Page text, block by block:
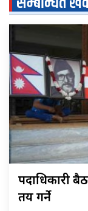
पदाधिकारी
तय गर्ने